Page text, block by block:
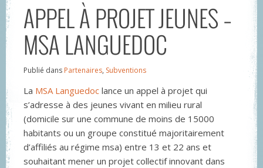
APPEL À PROJET JEUNES –
MSA LANGUEDOC
Publié dans Partenaires, Subventions
La MSA Languedoc lance un appel à projet qui
s’adresse à des jeunes vivant en milieu rural
(domicile sur une commune de moins de 15000
habitants ou un groupe constitué majoritairement
d’affiliés au régime msa) entre 13 et 22 ans et
souhaitant mener un projet collectif innovant dans